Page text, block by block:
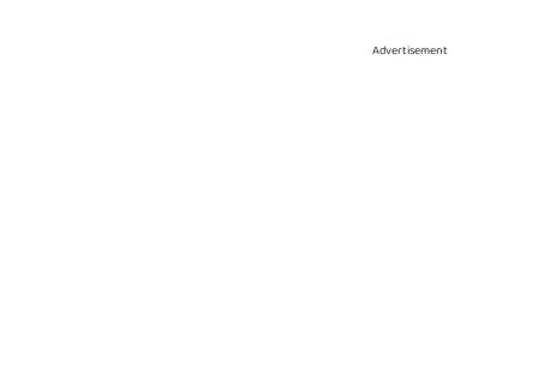
Advertisement